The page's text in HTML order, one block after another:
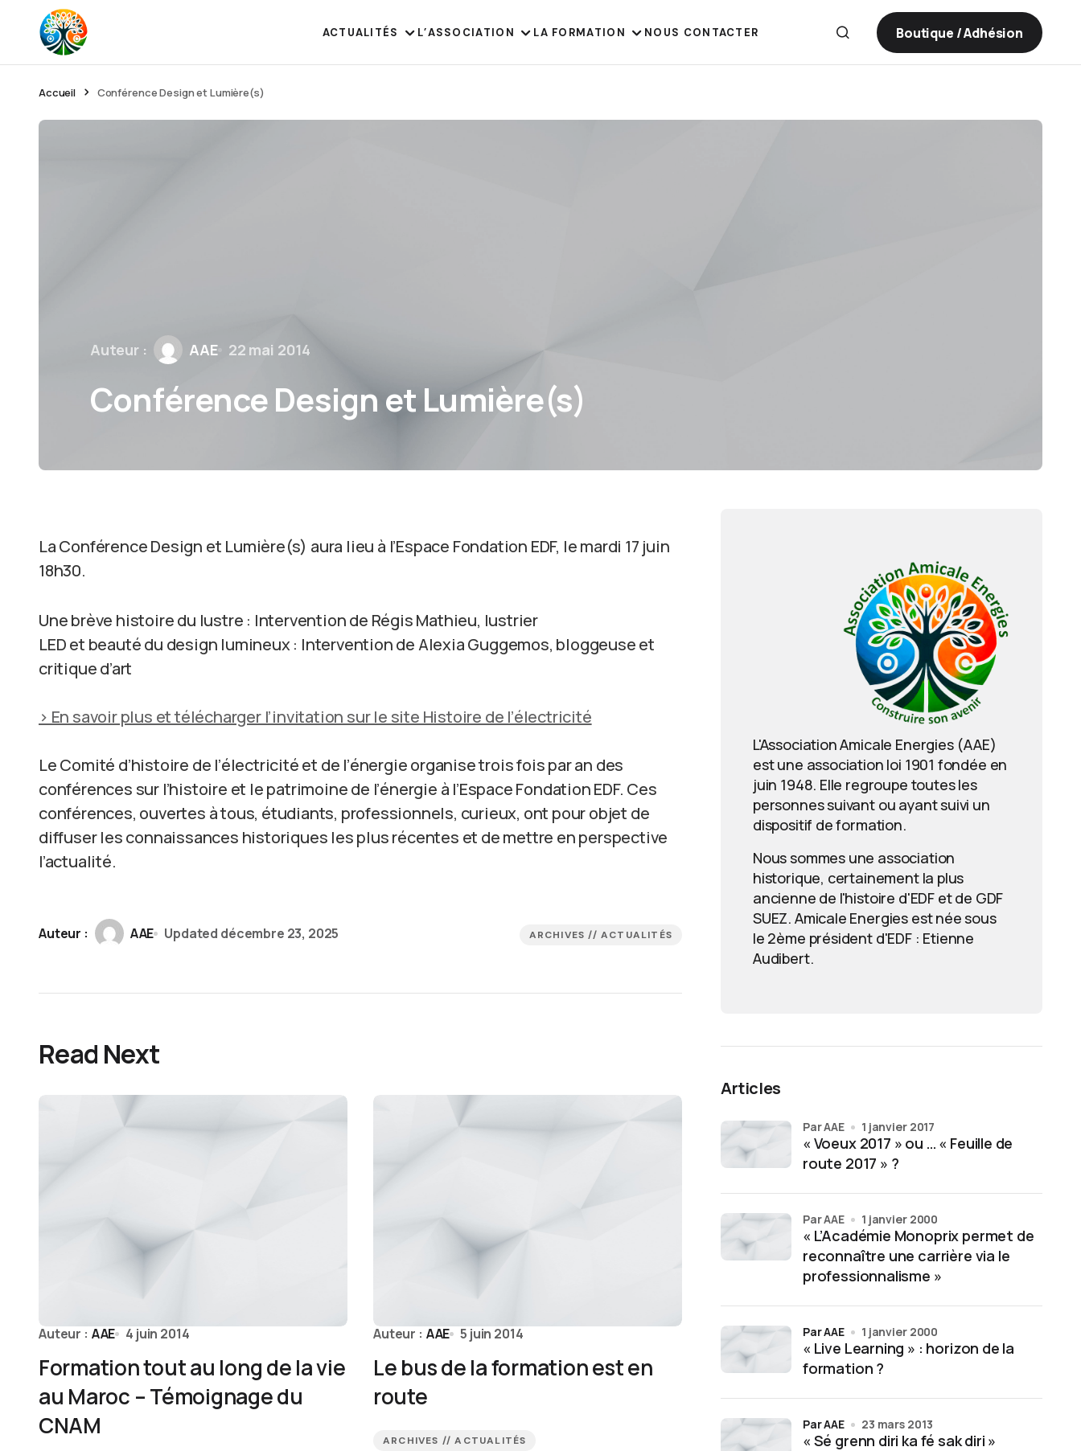
ACTUALITÉS L’ASSOCIATION LA FORMATION NOUS CONTACTER Boutique / Adhésion
Accueil Conférence Design et Lumière(s)
Auteur : AAE 22 mai 2014
Conférence Design et Lumière(s)
La Conférence Design et Lumière(s) aura lieu à l’Espace Fondation EDF, le mardi 17 juin
18h30.
Une brève histoire du lustre : Intervention de Régis Mathieu, lustrier
LED et beauté du design lumineux : Intervention de Alexia Guggemos, bloggeuse et
critique d’art
> En savoir plus et télécharger l’invitation sur le site Histoire de l’électricité
Le Comité d’histoire de l’électricité et de l’énergie organise trois fois par an des
conférences sur l’histoire et le patrimoine de l’énergie à l’Espace Fondation EDF. Ces
conférences, ouvertes à tous, étudiants, professionnels, curieux, ont pour objet de
diffuser les connaissances historiques les plus récentes et de mettre en perspective
l’actualité.
Auteur : AAE Updated décembre 23, 2025 ARCHIVES // ACTUALITÉS
Read Next
Auteur : AAE 4 juin 2014
Formation tout au long de la vie
au Maroc – Témoignage du
CNAM
Auteur : AAE 5 juin 2014
Le bus de la formation est en
route
ARCHIVES // ACTUALITÉS
L'Association Amicale Energies (AAE)
est une association loi 1901 fondée en
juin 1948. Elle regroupe toutes les
personnes suivant ou ayant suivi un
dispositif de formation.
Nous sommes une association
historique, certainement la plus
ancienne de l'histoire d'EDF et de GDF
SUEZ. Amicale Energies est née sous
le 2ème président d'EDF : Etienne
Audibert.
Articles
« Voeux 2017 » ou … « Feuille de
route 2017 » ?
par AAE 1 janvier 2017
« L’Académie Monoprix permet de
reconnaître une carrière via le
professionnalisme »
par AAE 1 janvier 2000
« Live Learning » : horizon de la
formation ?
par AAE 1 janvier 2000
« Sé grenn diri ka fé sak diri »
par AAE 23 mars 2013